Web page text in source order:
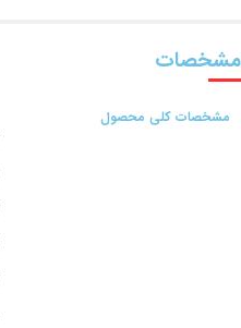
مشخصات
مشخصات کلی محصول